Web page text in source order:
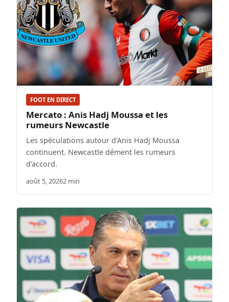
FOOT EN DIRECT
Mercato : Anis Hadj Moussa et les
rumeurs Newcastle
Les spéculations autour d'Anis Hadj Moussa
continuent. Newcastle dément les rumeurs
d'accord.
août 5, 20262 min